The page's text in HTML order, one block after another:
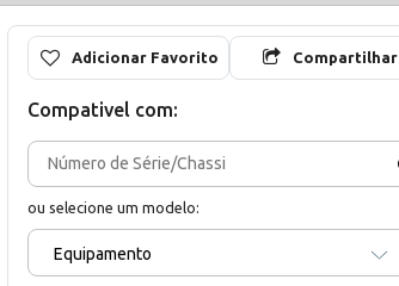
Adicionar Favorito Compartilhar
Compativel com:
ou selecione um modelo:
Equipamento